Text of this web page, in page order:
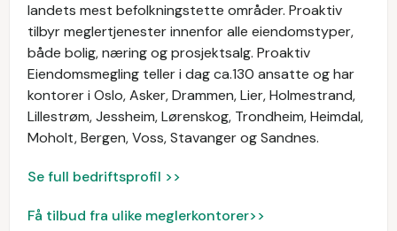
landets mest befolkningstette områder. Proaktiv
tilbyr meglertjenester innenfor alle eiendomstyper,
både bolig, næring og prosjektsalg. Proaktiv
Eiendomsmegling teller i dag ca.130 ansatte og har
kontorer i Oslo, Asker, Drammen, Lier, Holmestrand,
Lillestrøm, Jessheim, Lørenskog, Trondheim, Heimdal,
Moholt, Bergen, Voss, Stavanger og Sandnes.
Se full bedriftsprofil >>
Få tilbud fra ulike meglerkontorer>>